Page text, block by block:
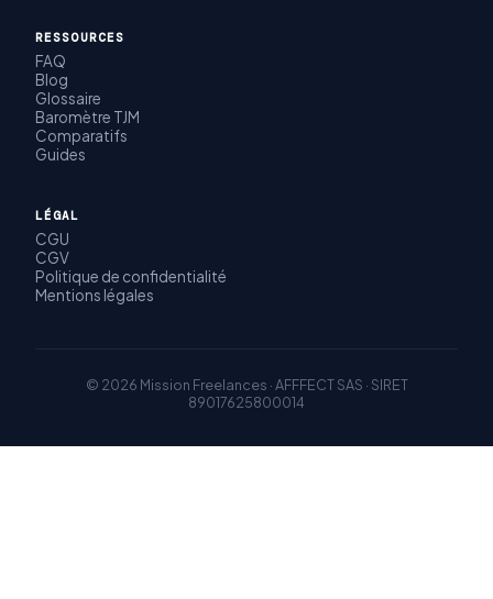
RESSOURCES
FAQ
Blog
Glossaire
Baromètre TJM
Comparatifs
Guides
LÉGAL
CGU
CGV
Politique de confidentialité
Mentions légales
© 2026 Mission Freelances · AFFFECT SAS · SIRET
89017625800014